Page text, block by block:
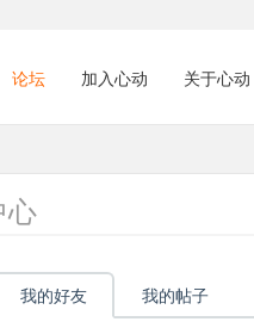
论坛 加入心动 关于心动
心
我的好友 我的帖子